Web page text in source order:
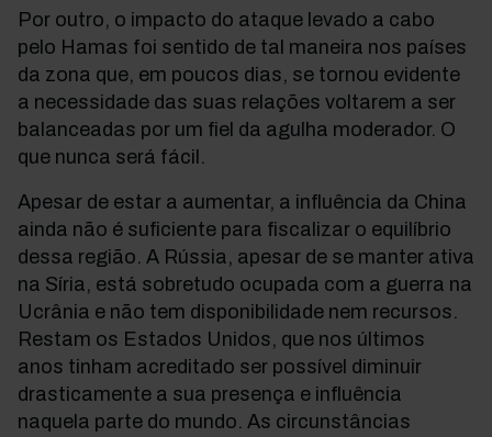
Por outro, o impacto do ataque levado a cabo
pelo Hamas foi sentido de tal maneira nos países
da zona que, em poucos dias, se tornou evidente
a necessidade das suas relações voltarem a ser
balanceadas por um fiel da agulha moderador. O
que nunca será fácil.
Apesar de estar a aumentar, a influência da China
ainda não é suficiente para fiscalizar o equilíbrio
dessa região. A Rússia, apesar de se manter ativa
na Síria, está sobretudo ocupada com a guerra na
Ucrânia e não tem disponibilidade nem recursos.
Restam os Estados Unidos, que nos últimos
anos tinham acreditado ser possível diminuir
drasticamente a sua presença e influência
naquela parte do mundo. As circunstâncias